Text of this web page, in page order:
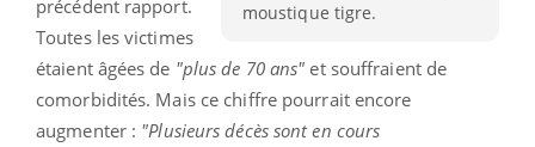
moustique tigre.
précédent rapport.
Toutes les victimes
étaient âgées de "plus de 70 ans" et souffraient de
comorbidités. Mais ce chiffre pourrait encore
augmenter : "Plusieurs décès sont en cours